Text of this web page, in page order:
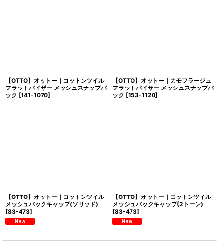
【OTTO】オットー｜コットンツイル
フラットバイザー メッシュスナップバ
ック [141-1070]
【OTTO】オットー｜カモフラージュ
フラットバイザー メッシュスナップバ
ック [153-1120]
【OTTO】オットー｜コットンツイル
メッシュバックキャップ(ソリッド)
[83-473]
【OTTO】オットー｜コットンツイル
メッシュバックキャップ(2トーン)
[83-473]